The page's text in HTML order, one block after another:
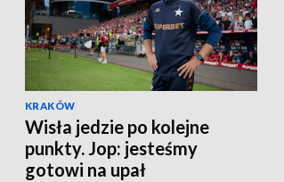
KRAKÓW
Wisła jedzie po kolejne
punkty. Jop: jesteśmy
gotowi na upał